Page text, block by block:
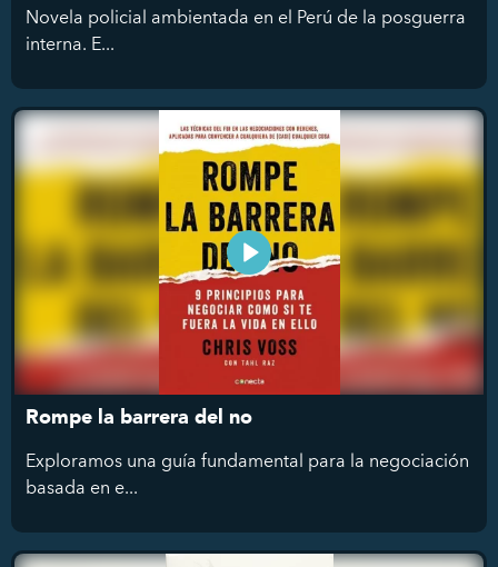
Novela policial ambientada en el Perú de la posguerra
interna. E...
Rompe la barrera del no
Exploramos una guía fundamental para la negociación
basada en e...